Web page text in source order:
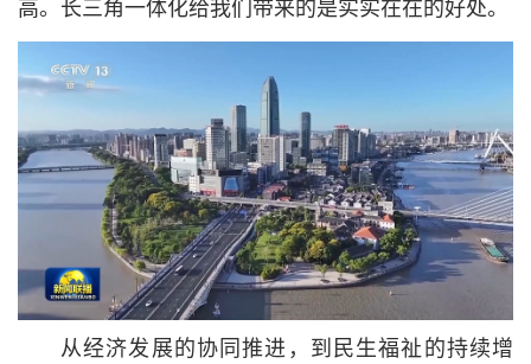
高。长三角一体化给我们带来的是实实在在的好处。
从经济发展的协同推进，到民生福祉的持续增